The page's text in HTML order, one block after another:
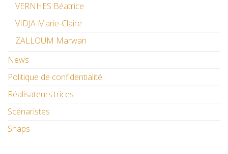
VERNHES Béatrice
VIDJA Marie-Claire
ZALLOUM Marwan
News
Politique de confidentialité
Réalisateurs.trices
Scénaristes
Snaps